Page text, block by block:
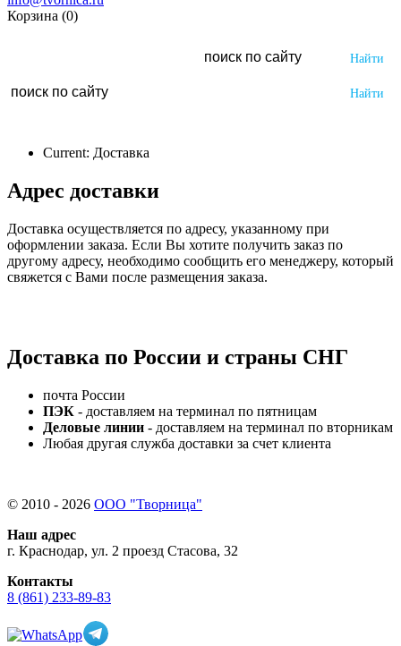
Корзина (0)
Current: Доставка
Адрес доставки
Доставка осуществляется по адресу, указанному при
оформлении заказа. Если Вы хотите получить заказ по
другому адресу, необходимо сообщить его менеджеру, который
свяжется с Вами после размещения заказа.
Доставка по России и страны СНГ
почта России
ПЭК - доставляем на терминал по пятницам
Деловые линии - доставляем на терминал по вторникам
Любая другая служба доставки за счет клиента
© 2010 - 2026 ООО "Творница"
Наш адрес
г. Краснодар, ул. 2 проезд Стасова, 32
Контакты
8 (861) 233-89-83